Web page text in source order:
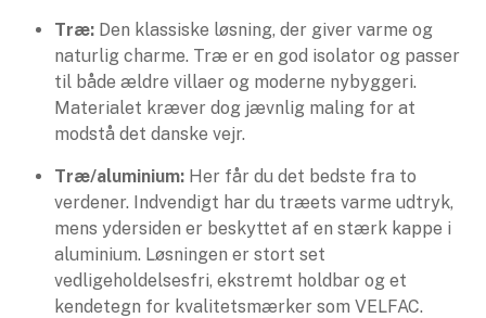
Træ: Den klassiske løsning, der giver varme og
naturlig charme. Træ er en god isolator og passer
til både ældre villaer og moderne nybyggeri.
Materialet kræver dog jævnlig maling for at
modstå det danske vejr.
Træ/aluminium: Her får du det bedste fra to
verdener. Indvendigt har du træets varme udtryk,
mens ydersiden er beskyttet af en stærk kappe i
aluminium. Løsningen er stort set
vedligeholdelsesfri, ekstremt holdbar og et
kendetegn for kvalitetsmærker som VELFAC.